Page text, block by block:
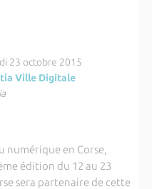
23 octobre 2015
Ville Digitale
numérique en Corse,
édition du 12 au 23
sera partenaire de cette